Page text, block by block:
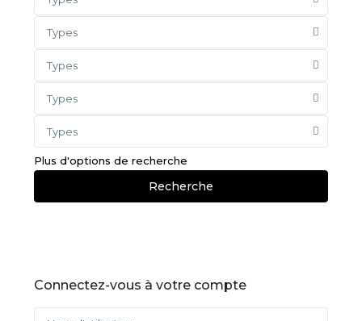
Types
Types
Types
Types
Plus d'options de recherche
Recherche
Connectez-vous à votre compte